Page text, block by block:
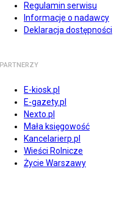
Regulamin serwisu
Informacje o nadawcy
Deklaracja dostępności
PARTNERZY
E-kiosk.pl
E-gazety.pl
Nexto.pl
Mała księgowość
Kancelarierp.pl
Wieści Rolnicze
Życie Warszawy